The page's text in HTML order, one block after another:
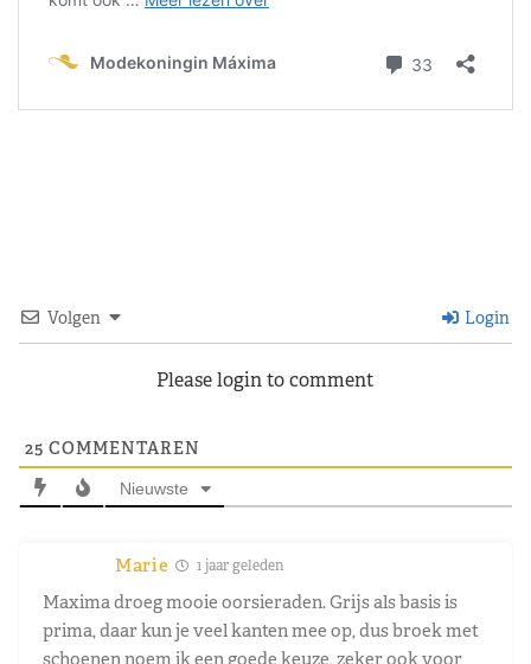
Volgen Login
Please login to comment
25 COMMENTAREN
Nieuwste
Marie 1 jaar geleden
Maxima droeg mooie oorsieraden. Grijs als basis is
prima, daar kun je veel kanten mee op, dus broek met
schoenen noem ik een goede keuze, zeker ook voor